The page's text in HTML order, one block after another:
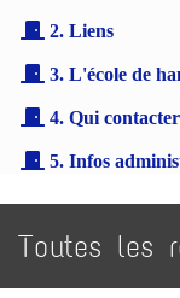
2. Liens
3. L'école de
4. Qui
5. Infos
Toutes les